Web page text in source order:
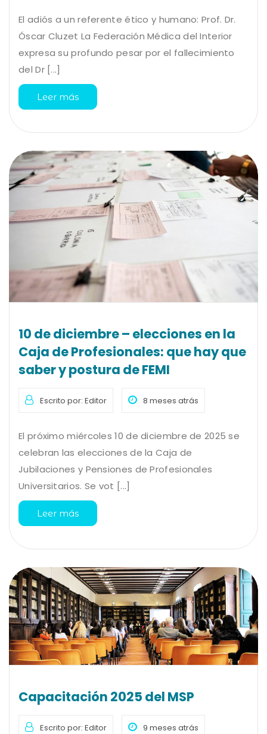
El adiós a un referente ético y humano: Prof. Dr.
Óscar Cluzet La Federación Médica del Interior
expresa su profundo pesar por el fallecimiento
del Dr [...]
Leer más
10 de diciembre – elecciones en la
Caja de Profesionales: que hay que
saber y postura de FEMI
Escrito por: Editor 8 meses atrás
El próximo miércoles 10 de diciembre de 2025 se
celebran las elecciones de la Caja de
Jubilaciones y Pensiones de Profesionales
Universitarios. Se vot [...]
Leer más
Capacitación 2025 del MSP
Escrito por: Editor 9 meses atrás